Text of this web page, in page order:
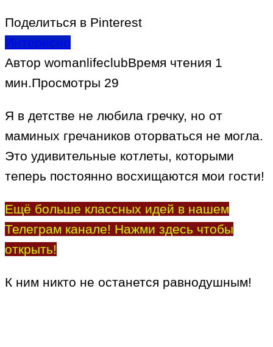
Поделиться в Pinterest
Интересно
Автор womanlifeclubВремя чтения 1
мин.Просмотры 29
Я в детстве не любила гречку, но от
маминых гречаников оторваться не могла.
Это удивительные котлеты, которыми
теперь постоянно восхищаются мои гости!
Ещё больше классных идей в нашем
Телеграм канале! Нажми здесь чтобы
открыть!
К ним никто не останется равнодушным!